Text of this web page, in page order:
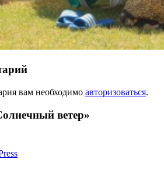
вам необходимо авторизоваться.
ветер»